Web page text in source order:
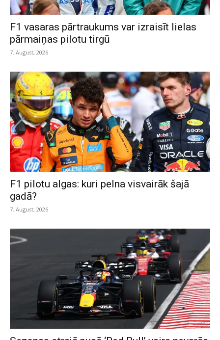
F1 vasaras pārtraukums var izraisīt lielas
pārmaiņas pilotu tirgū
7. August, 2026
F1 pilotu algas: kuri pelna visvairāk šajā
gadā?
7. August, 2026